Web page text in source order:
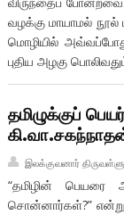
வழக்கு மாயாமல் நூல்
மொழியில்
புதிய அழகு
தமிழுக்குப்
இலக்குவனார்
“தமிழின் பெயரை
சொன்னார்கள்?” என்று